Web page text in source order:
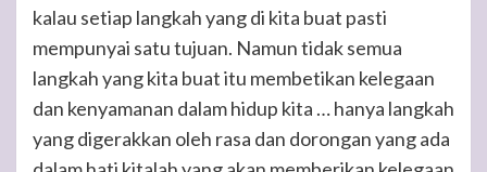
kalau setiap langkah yang di kita buat pasti
mempunyai satu tujuan. Namun tidak semua
langkah yang kita buat itu membetikan kelegaan
dan kenyamanan dalam hidup kita … hanya langkah
yang digerakkan oleh rasa dan dorongan yang ada